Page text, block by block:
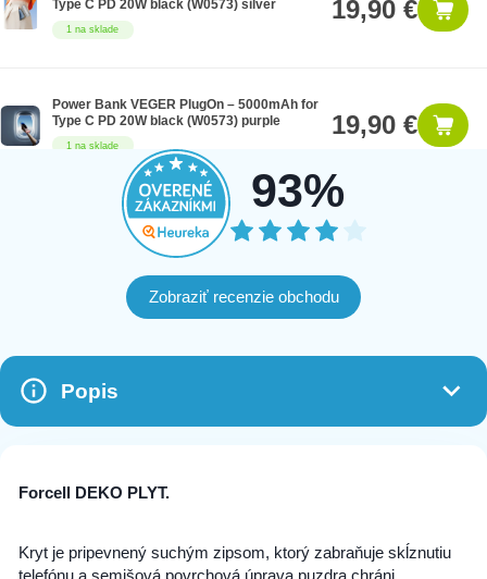
1 na sklade
Type C PD 20W black (W0573) silver 19,90 €
1 na sklade
Power Bank VEGER PlugOn – 5000mAh for
Type C PD 20W black (W0573) purple
19,90 €
93%
Zobraziť recenzie obchodu
Popis
Forcell DEKO PLYT.
Kryt je pripevnený suchým zipsom, ktorý zabraňuje skĺznutiu
telefónu a semišová povrchová úprava puzdra chráni